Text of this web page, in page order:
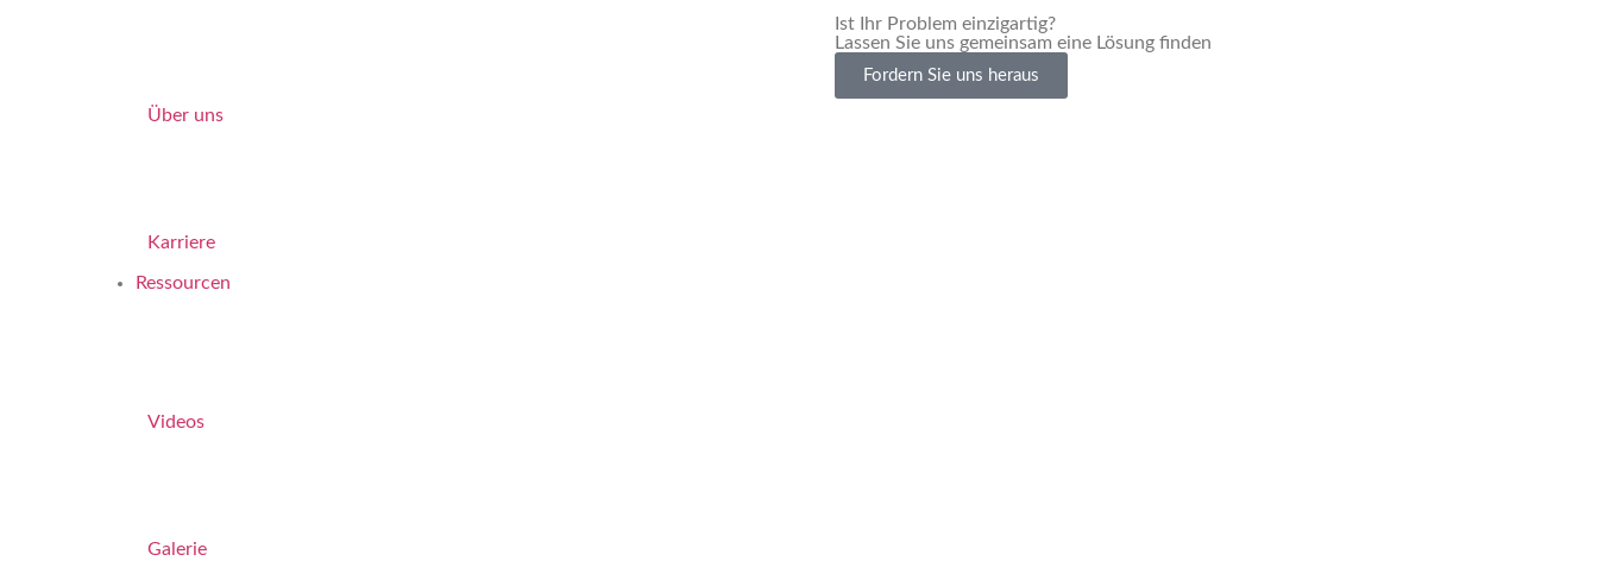
Über uns
Karriere
Ist Ihr Problem einzigartig?
Lassen Sie uns gemeinsam eine Lösung finden
Fordern Sie uns heraus
Ressourcen
Videos
Galerie